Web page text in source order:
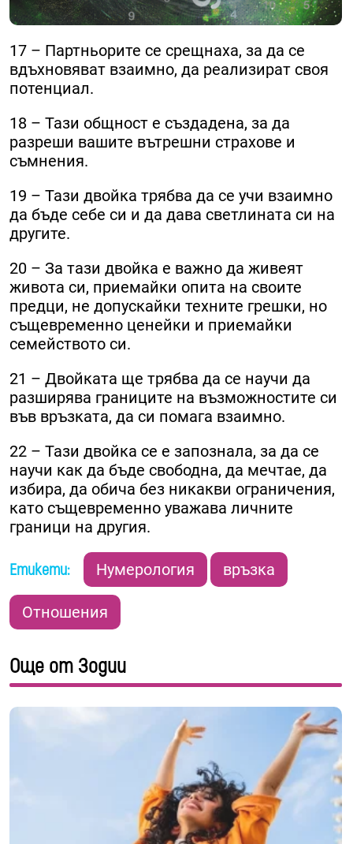
17 – Партньорите се срещнаха, за да се
вдъхновяват взаимно, да реализират своя
потенциал.
18 – Тази общност е създадена, за да
разреши вашите вътрешни страхове и
съмнения.
19 – Тази двойка трябва да се учи взаимно
да бъде себе си и да дава светлината си на
другите.
20 – За тази двойка е важно да живеят
живота си, приемайки опита на своите
предци, не допускайки техните грешки, но
същевременно ценейки и приемайки
семейството си.
21 – Двойката ще трябва да се научи да
разширява границите на възможностите си
във връзката, да си помага взаимно.
22 – Тази двойка се е запознала, за да се
научи как да бъде свободна, да мечтае, да
избира, да обича без никакви ограничения,
като същевременно уважава личните
граници на другия.
Етикети: Нумерология връзка
Отношения
Още от Зодии